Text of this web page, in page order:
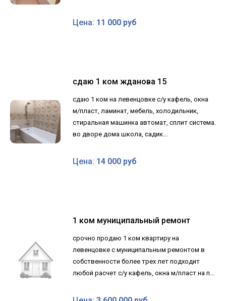
Цена: 11 000 руб
сдаю 1 ком жданова 15
сдаю 1 ком на левенцовке с/у кафель, окна
м/пласт, ламинат, мебель, холодильник,
стиральная машинка автомат, сплит система.
во дворе дома школа, садик...
Цена: 14 000 руб
1 ком муниципальный ремонт
срочно продаю 1 ком квартиру на
левенцовке с муниципальным ремонтом в
собственности более трех лет подходит
любой расчет с/у кафель, окна м/пласт на п...